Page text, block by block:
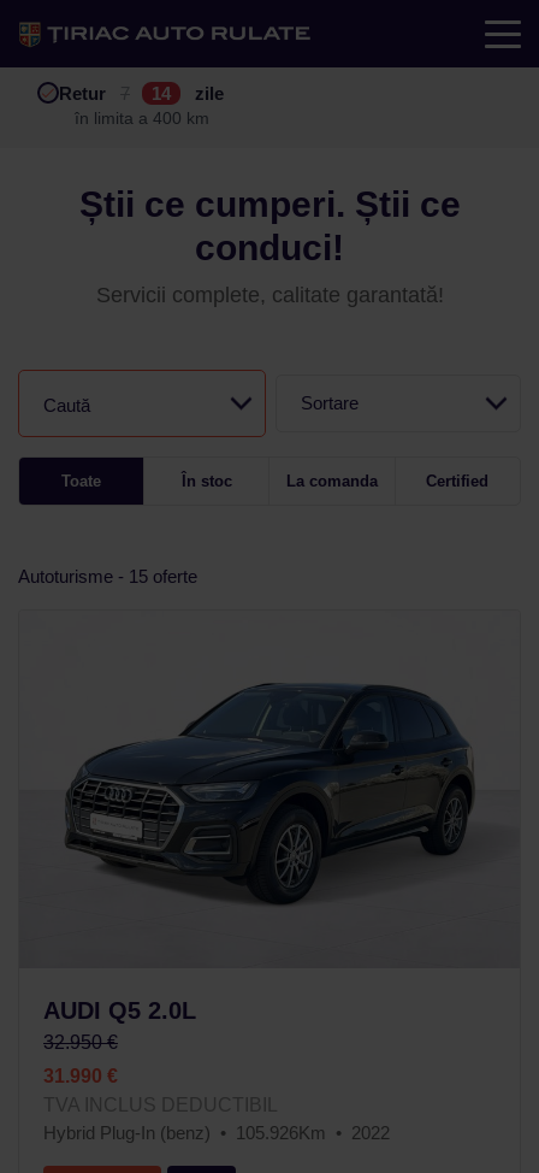
Test drive
Retur 14 zile
în limita a 400 km
Garanție 12 24
în limita a 25.000 km
Buy back
Știi ce cumperi. Știi ce
conduci!
Servicii complete, calitate garantată!
Caută Sortare
Toate În stoc La comanda Certified
Autoturisme - 15 oferte
AUDI Q5 2.0L
32.950 €
31.990 €
TVA INCLUS DEDUCTIBIL
Hybrid Plug-In (benz)
105.926Km 2022